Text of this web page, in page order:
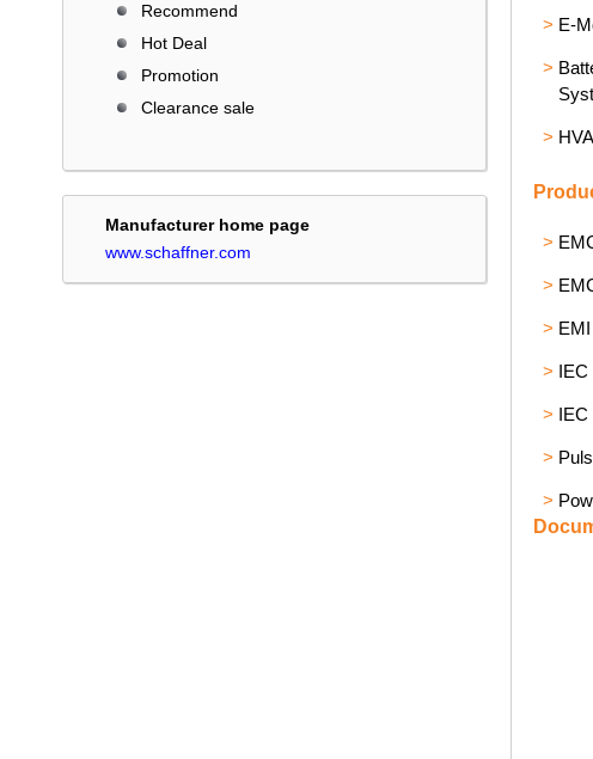
Recommend
Hot Deal
Promotion
Clearance sale
Manufacturer home page
www.schaffner.com
> E-
>
>
>
>
>
> IEC
> IEC
>
>